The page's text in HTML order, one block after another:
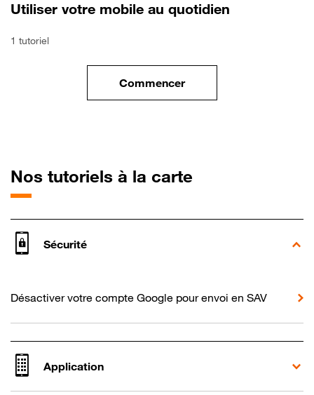
Utiliser votre mobile au quotidien
1 tutoriel
Commencerle tuto pour Utiliser votre
Nos tutoriels à la carte
Sécurité
Désactiver votre compte Google pour envoi en SAV
Application